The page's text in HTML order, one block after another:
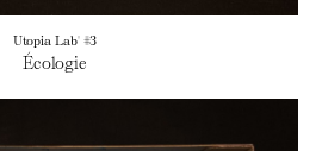
Utopia Lab' #3
Écologie